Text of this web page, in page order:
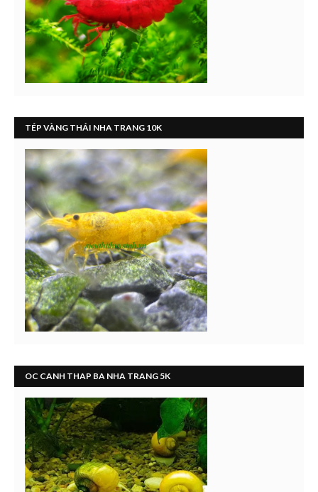
TÉP VÀNG THÁI NHA TRANG 10K
OC CANH THAP BA NHA TRANG 5K